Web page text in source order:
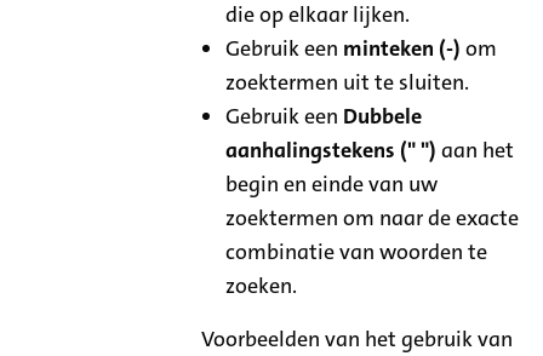
die op elkaar lijken.
Gebruik een minteken (-) om
zoektermen uit te sluiten.
Gebruik een Dubbele
aanhalingstekens (" ") aan het
begin en einde van uw
zoektermen om naar de exacte
combinatie van woorden te
zoeken.
Voorbeelden van het gebruik van